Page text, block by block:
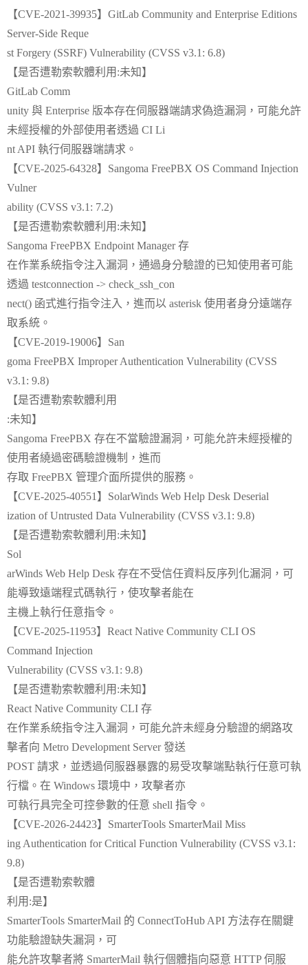
【CVE-2021-39935】GitLab Community and Enterprise Editions
Server-Side Reque
st Forgery (SSRF) Vulnerability (CVSS v3.1: 6.8)
【是否遭勒索軟體利用:未知】
GitLab Comm
unity 與 Enterprise 版本存在伺服器端請求偽造漏洞，可能允許
未經授權的外部使用者透過 CI Li
nt API 執行伺服器端請求。
【CVE-2025-64328】Sangoma FreePBX OS Command Injection
Vulner
ability (CVSS v3.1: 7.2)
【是否遭勒索軟體利用:未知】
Sangoma FreePBX Endpoint Manager 存
在作業系統指令注入漏洞，通過身分驗證的已知使用者可能
透過 testconnection -> check_ssh_con
nect() 函式進行指令注入，進而以 asterisk 使用者身分遠端存
取系統。
【CVE-2019-19006】San
goma FreePBX Improper Authentication Vulnerability (CVSS
v3.1: 9.8)
【是否遭勒索軟體利用
:未知】
Sangoma FreePBX 存在不當驗證漏洞，可能允許未經授權的
使用者繞過密碼驗證機制，進而
存取 FreePBX 管理介面所提供的服務。
【CVE-2025-40551】SolarWinds Web Help Desk Deserial
ization of Untrusted Data Vulnerability (CVSS v3.1: 9.8)
【是否遭勒索軟體利用:未知】
Sol
arWinds Web Help Desk 存在不受信任資料反序列化漏洞，可
能導致遠端程式碼執行，使攻擊者能在
主機上執行任意指令。
【CVE-2025-11953】React Native Community CLI OS
Command Injection
Vulnerability (CVSS v3.1: 9.8)
【是否遭勒索軟體利用:未知】
React Native Community CLI 存
在作業系統指令注入漏洞，可能允許未經身分驗證的網路攻
擊者向 Metro Development Server 發送
POST 請求，並透過伺服器暴露的易受攻擊端點執行任意可執
行檔。在 Windows 環境中，攻擊者亦
可執行具完全可控參數的任意 shell 指令。
【CVE-2026-24423】SmarterTools SmarterMail Miss
ing Authentication for Critical Function Vulnerability (CVSS v3.1:
9.8)
【是否遭勒索軟體
利用:是】
SmarterTools SmarterMail 的 ConnectToHub API 方法存在關鍵
功能驗證缺失漏洞，可
能允許攻擊者將 SmarterMail 執行個體指向惡意 HTTP 伺服